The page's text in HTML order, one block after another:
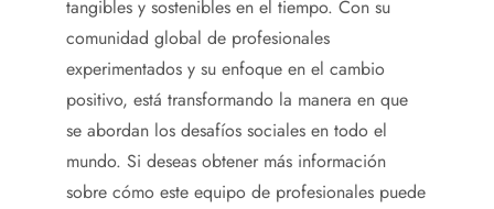
tangibles y sostenibles en el tiempo. Con su
comunidad global de profesionales
experimentados y su enfoque en el cambio
positivo, está transformando la manera en que
se abordan los desafíos sociales en todo el
mundo. Si deseas obtener más información
sobre cómo este equipo de profesionales puede